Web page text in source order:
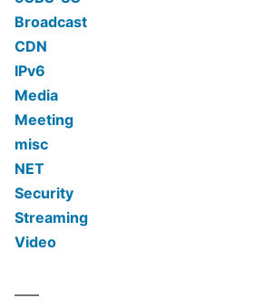
Broadcast
CDN
IPv6
Media
Meeting
misc
NET
Security
Streaming
Video